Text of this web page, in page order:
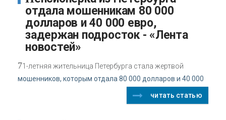
отдала мошенникам 80 000
долларов и 40 000 евро,
задержан подросток - «Лента
новостей»
71-летняя жительница Петербурга стала жертвой
мошенников, которым отдала 80 000 долларов и 40 000
читать статью